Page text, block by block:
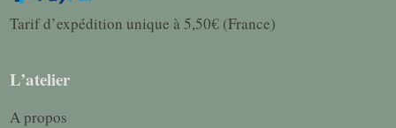
Tarif d’expédition unique à 5,50€ (France)
L’atelier
A propos